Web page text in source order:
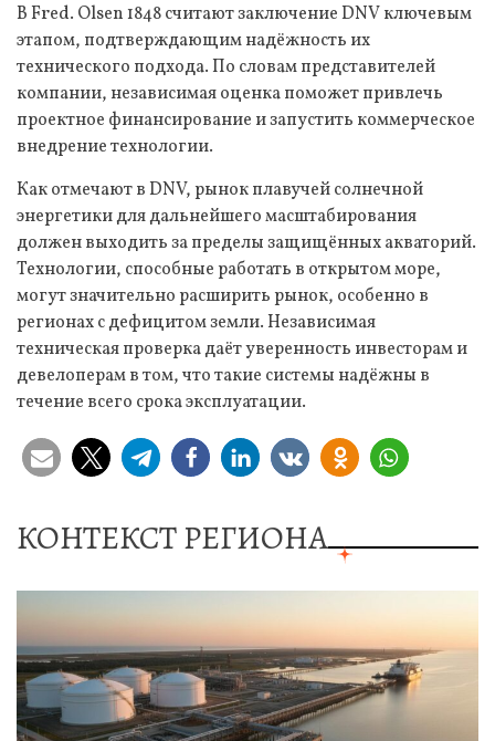
В Fred. Olsen 1848 считают заключение DNV ключевым
этапом, подтверждающим надёжность их
технического подхода. По словам представителей
компании, независимая оценка поможет привлечь
проектное финансирование и запустить коммерческое
внедрение технологии.
Как отмечают в DNV, рынок плавучей солнечной
энергетики для дальнейшего масштабирования
должен выходить за пределы защищённых акваторий.
Технологии, способные работать в открытом море,
могут значительно расширить рынок, особенно в
регионах с дефицитом земли. Независимая
техническая проверка даёт уверенность инвесторам и
девелоперам в том, что такие системы надёжны в
течение всего срока эксплуатации.
КОНТЕКСТ РЕГИОНА